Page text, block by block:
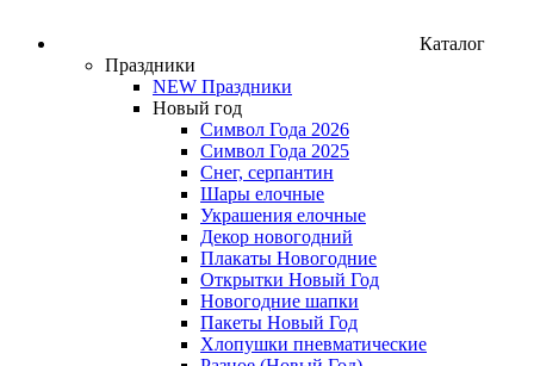
Каталог
Праздники
NEW Праздники
Новый год
Символ Года 2026
Символ Года 2025
Снег, серпантин
Шары елочные
Украшения елочные
Декор новогодний
Плакаты Новогодние
Открытки Новый Год
Новогодние шапки
Пакеты Новый Год
Хлопушки пневматические